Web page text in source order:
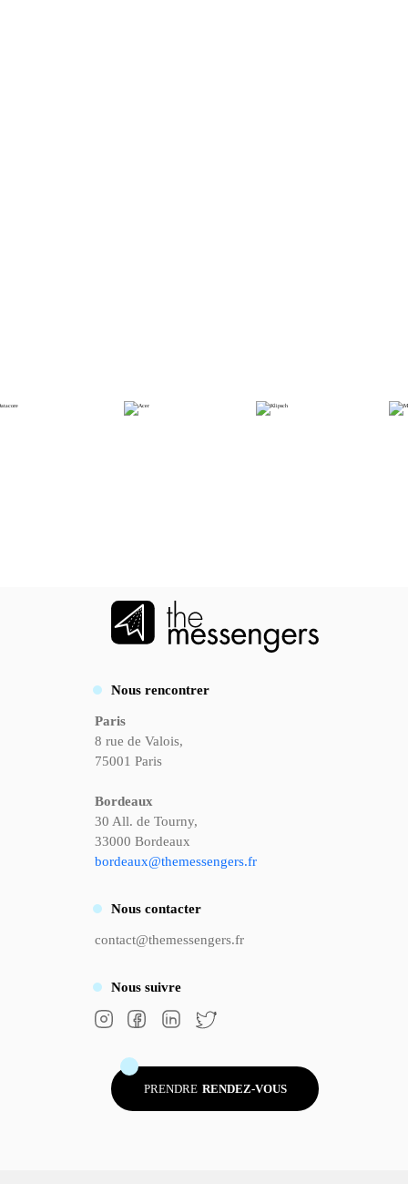
Nous rencontrer
Paris
8 rue de Valois,
75001 Paris
Bordeaux
30 All. de Tourny,
33000 Bordeaux
bordeaux@themessengers.fr
Nous contacter
contact@themessengers.fr
Nous suivre
PRENDRE RENDEZ-VOUS